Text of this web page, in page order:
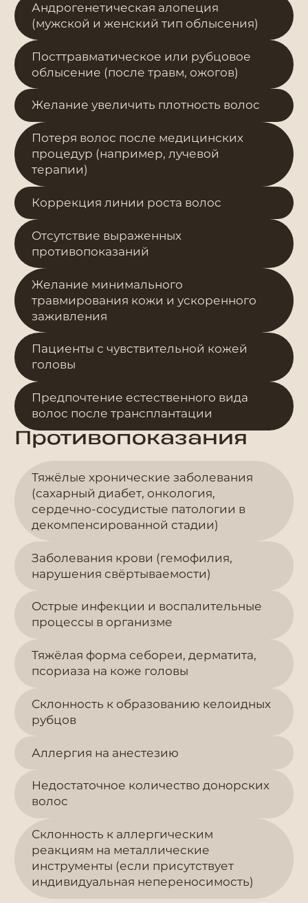
Андрогенетическая алопеция
(мужской и женский тип облысения)
Посттравматическое или рубцовое
облысение (после травм, ожогов)
Желание увеличить плотность волос
Потеря волос после медицинских
процедур (например, лучевой
терапии)
Коррекция линии роста волос
Отсутствие выраженных
противопоказаний
Желание минимального
травмирования кожи и ускоренного
заживления
Пациенты с чувствительной кожей
головы
Предпочтение естественного вида
волос после трансплантации
Противопоказания
Тяжёлые хронические заболевания
(сахарный диабет, онкология,
сердечно-сосудистые патологии в
декомпенсированной стадии)
Заболевания крови (гемофилия,
нарушения свёртываемости)
Острые инфекции и воспалительные
процессы в организме
Тяжёлая форма себореи, дерматита,
псориаза на коже головы
Склонность к образованию келоидных
рубцов
Аллергия на анестезию
Недостаточное количество донорских
волос
Склонность к аллергическим
реакциям на металлические
инструменты (если присутствует
индивидуальная непереносимость)